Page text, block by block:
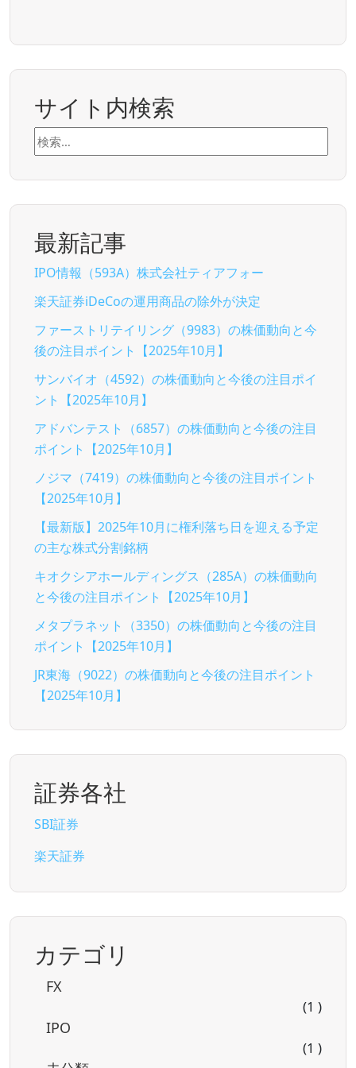
サイト内検索
検
索:
最新記事
IPO情報（593A）株式会社ティアフォー
楽天証券iDeCoの運用商品の除外が決定
ファーストリテイリング（9983）の株価動向と今
後の注目ポイント【2025年10月】
サンバイオ（4592）の株価動向と今後の注目ポイ
ント【2025年10月】
アドバンテスト（6857）の株価動向と今後の注目
ポイント【2025年10月】
ノジマ（7419）の株価動向と今後の注目ポイント
【2025年10月】
【最新版】2025年10月に権利落ち日を迎える予定
の主な株式分割銘柄
キオクシアホールディングス（285A）の株価動向
と今後の注目ポイント【2025年10月】
メタプラネット（3350）の株価動向と今後の注目
ポイント【2025年10月】
JR東海（9022）の株価動向と今後の注目ポイント
【2025年10月】
証券各社
SBI証券
楽天証券
カテゴリ
FX
(1 )
IPO
(1 )